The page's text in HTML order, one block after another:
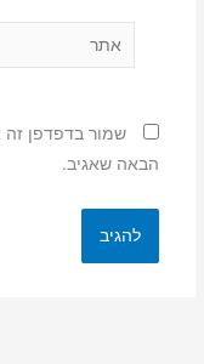
שמור בדפדפן
הבאה שאגיב.